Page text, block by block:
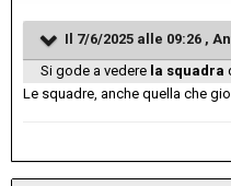
Il 7/6/2025 alle 09:26 ,
Si gode a vedere la squadra
Le squadre, anche quella che